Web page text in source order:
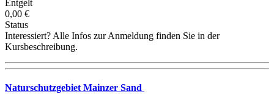
Entgelt
0,00 €
Status
Interessiert? Alle Infos zur Anmeldung finden Sie in der
Kursbeschreibung.
Naturschutzgebiet Mainzer Sand